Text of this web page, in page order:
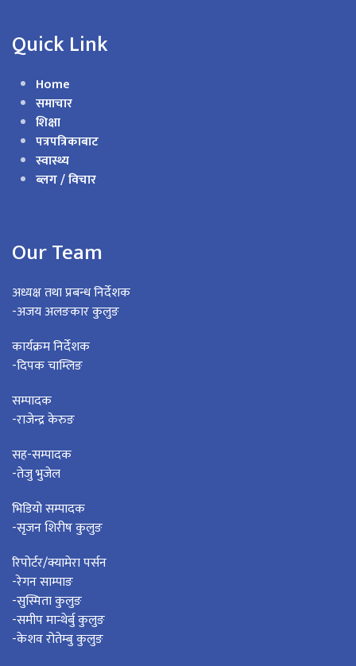
Quick Link
Home
समाचार
शिक्षा
पत्रपत्रिकाबाट
स्वास्थ्य
ब्लग / विचार
Our Team
अध्यक्ष तथा प्रबन्ध निर्देशक
-अजय अलङकार कुलुङ
कार्यक्रम निर्देशक
-दिपक चाम्लिङ
सम्पादक
-राजेन्द्र केरुङ
सह-सम्पादक
-तेजु भुजेल
भिडियो सम्पादक
-सृजन शिरीष कुलुङ
रिपोर्टर/क्यामेरा पर्सन
-रेगन साम्पाङ
-सुस्मिता कुलुङ
-समीप मान्थेर्बु कुलुङ
-केशव रोतेम्बु कुलुङ